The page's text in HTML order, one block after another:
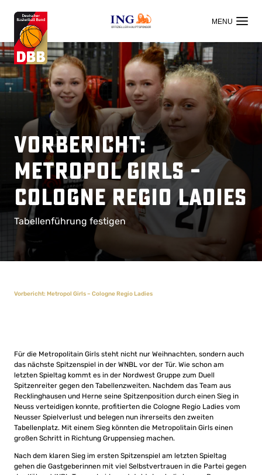
OFFIZIELLER HAUPTSPONSOR
Vorbericht:
Metropol Girls –
Cologne Regio Ladies
Tabellenführung festigen
Vorbericht: Metropol Girls – Cologne Regio Ladies
Für die Metropolitain Girls steht nicht nur Weihnachten, sondern auch
das nächste Spitzenspiel in der WNBL vor der Tür. Wie schon am
letzten Spieltag kommt es in der Nordwest Gruppe zum Duell
Spitzenreiter gegen den Tabellenzweiten. Nachdem das Team aus
Recklinghausen und Herne seine Spitzenposition durch einen Sieg in
Neuss verteidigen konnte, profitierten die Cologne Regio Ladies vom
Neusser Spielverlust und belegen nun ihrerseits den zweiten
Tabellenplatz. Mit einem Sieg könnten die Metropolitain Girls einen
großen Schritt in Richtung Gruppensieg machen.
Nach dem klaren Sieg im ersten Spitzenspiel am letzten Spieltag
gehen die Gastgeberinnen mit viel Selbstvertrauen in die Partei gegen